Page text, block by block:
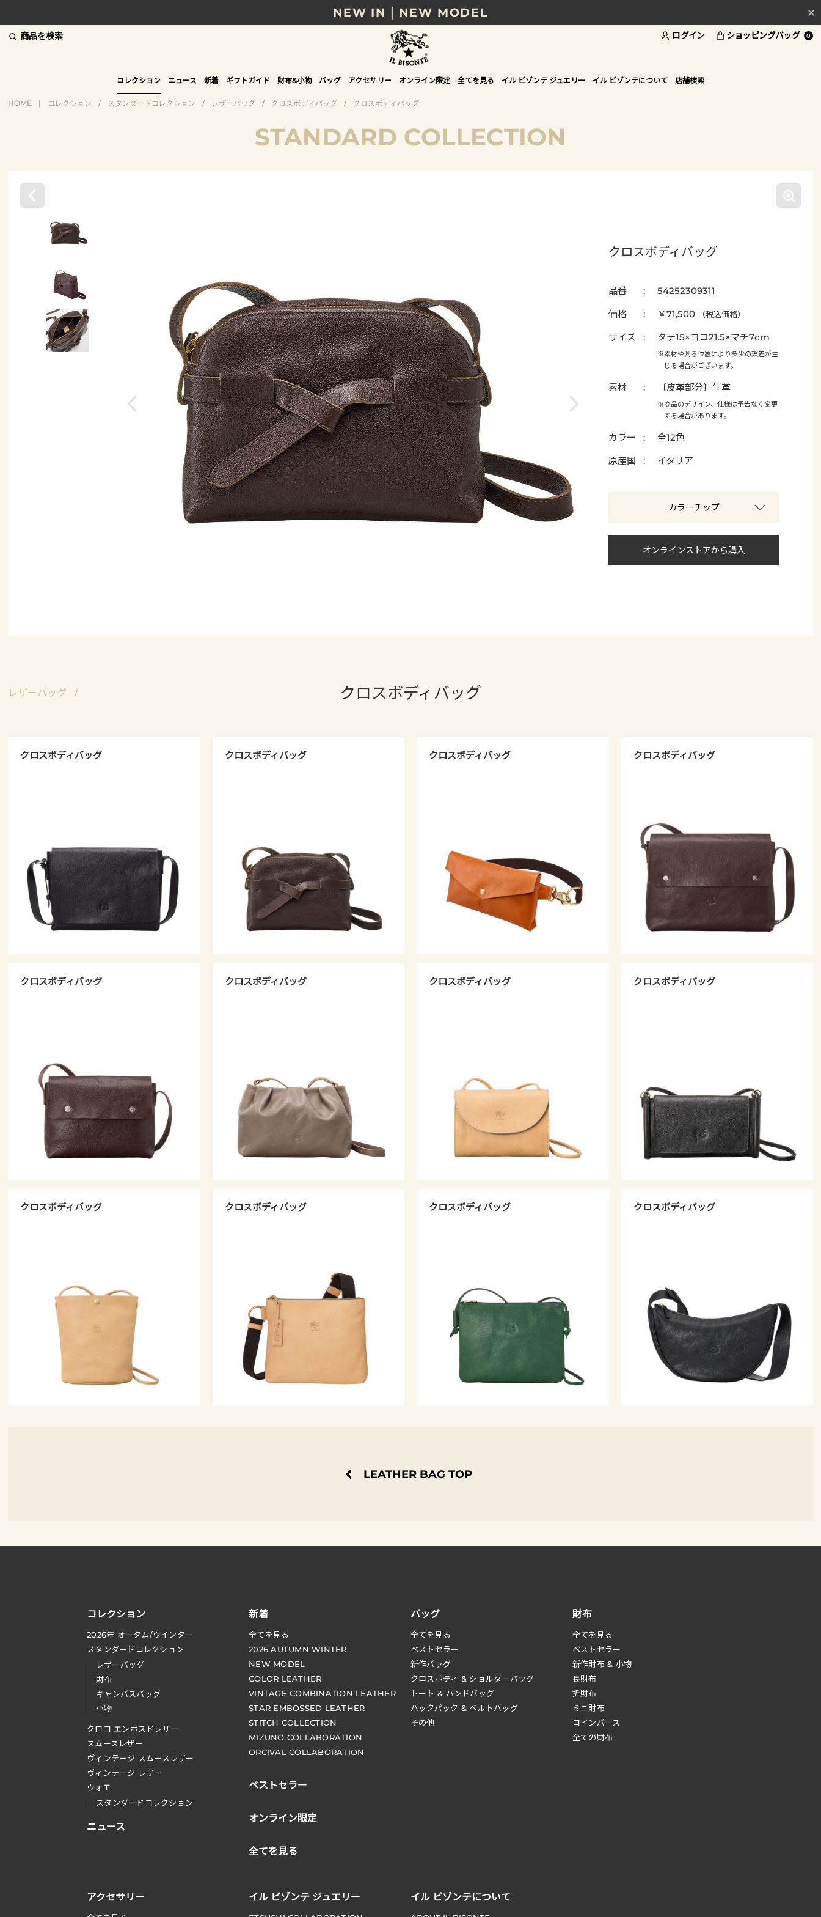
NEW IN｜NEW MODEL
8/17(月)10時まで｜税込11,000円以上で送料無料
贈る相手やシーンから選べる、新しいギフトガイド
NEW IN｜COLOR LEATHER
商品を検索 ログイン ショッピングバッグ 0
コレクション ニュース 新着 ギフトガイド 財布&小物 バッグ アクセサリー オンライン限定 全てを見る イル ビゾンテ ジュエリー イル ビゾンテについて 店舗検索
HOME | コレクション / スタンダードコレクション / レザーバッグ / クロスボディバッグ / クロスボディバッグ
STANDARD COLLECTION
クロスボディバッグ
品番
54252309311
価格
￥71,500 （税込価格）
サイズ タテ15×ヨコ21.5×マチ7cm
※素材や測る位置により多少の誤差が生
じる場合がございます。
素材 〔皮革部分〕牛革
※商品のデザイン、仕様は予告なく変更
する場合があります。
カラー
全12色
原産国
イタリア
カラーチップ
オンラインストアから購入
レザーバッグ クロスボディバッグ
クロスボディバッグ クロスボディバッグ クロスボディバッグ クロスボディバッグ
クロスボディバッグ クロスボディバッグ クロスボディバッグ クロスボディバッグ
クロスボディバッグ クロスボディバッグ クロスボディバッグ クロスボディバッグ
LEATHER BAG TOP
コレクション
2026年 オータム/ウインター
スタンダードコレクション
レザーバッグ
財布
キャンバスバッグ
小物
クロコ エンボスドレザー
スムースレザー
ヴィンテージ スムースレザー
ヴィンテージ レザー
ウォモ
スタンダードコレクション
ニュース
新着
全てを見る
2026 AUTUMN WINTER
NEW MODEL
COLOR LEATHER
VINTAGE COMBINATION LEATHER
STAR EMBOSSED LEATHER
STITCH COLLECTION
MIZUNO COLLABORATION
ORCIVAL COLLABORATION
ベストセラー
オンライン限定
全てを見る
財布
全てを見る
べストセラー
新作財布 & 小物
長財布
折財布
ミニ財布
コインパース
全ての財布
バッグ
全てを見る
ベストセラー
新作バッグ
クロスボディ & ショルダーバッグ
トート & ハンドバッグ
バックパック & ベルトバッグ
その他
アクセサリー イル ビゾンテ ジュエリー イル ビゾンテについて